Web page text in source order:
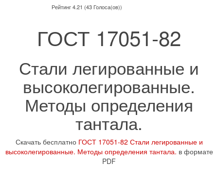
Рейтинг 4.21 (43 Голоса(ов))
ГОСТ 17051-82
Стали легированные и
высоколегированные.
Методы определения
тантала.
Скачать бесплатно ГОСТ 17051-82 Стали легированные и
высоколегированные. Методы определения тантала. в формате
PDF